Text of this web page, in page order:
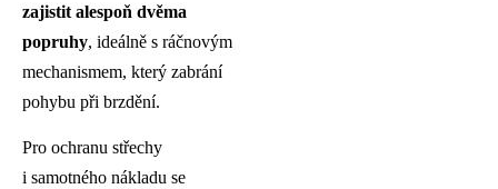
zajistit alespoň dvěma
popruhy, ideálně s ráčnovým
mechanismem, který zabrání
pohybu při brzdění.
Pro ochranu střechy
i samotného nákladu se